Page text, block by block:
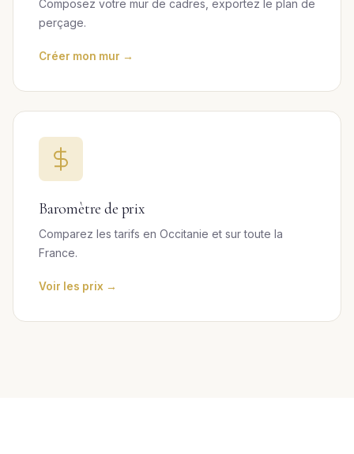
Composez votre mur de cadres, exportez le plan de
perçage.
Créer mon mur →
Baromètre de prix
Comparez les tarifs en Occitanie et sur toute la
France.
Voir les prix →